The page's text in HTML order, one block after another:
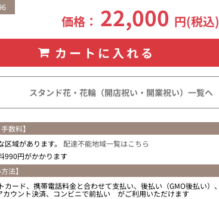
価格： 22,000 円(税込)
カートに入れる
スタンド花・花輪（開店祝い・開業祝い）一覧へ
数料】
区域があります。 配達不能地域一覧はこちら
990円がかかります
法】
カード、携帯電話料金と合わせて支払い、後払い（GMO後払い）、
カウント決済、コンビニで前払い がご利用いただけます